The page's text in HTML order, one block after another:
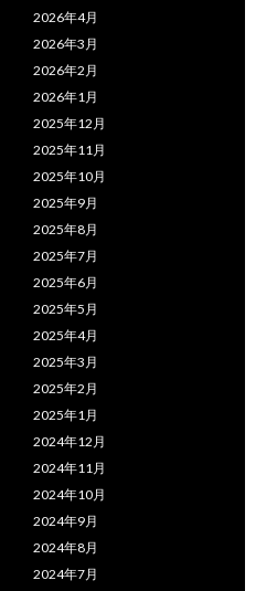
2026年4月
2026年3月
2026年2月
2026年1月
2025年12月
2025年11月
2025年10月
2025年9月
2025年8月
2025年7月
2025年6月
2025年5月
2025年4月
2025年3月
2025年2月
2025年1月
2024年12月
2024年11月
2024年10月
2024年9月
2024年8月
2024年7月